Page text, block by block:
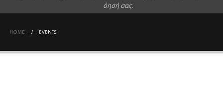
όησή σας.
HOME EVENTS